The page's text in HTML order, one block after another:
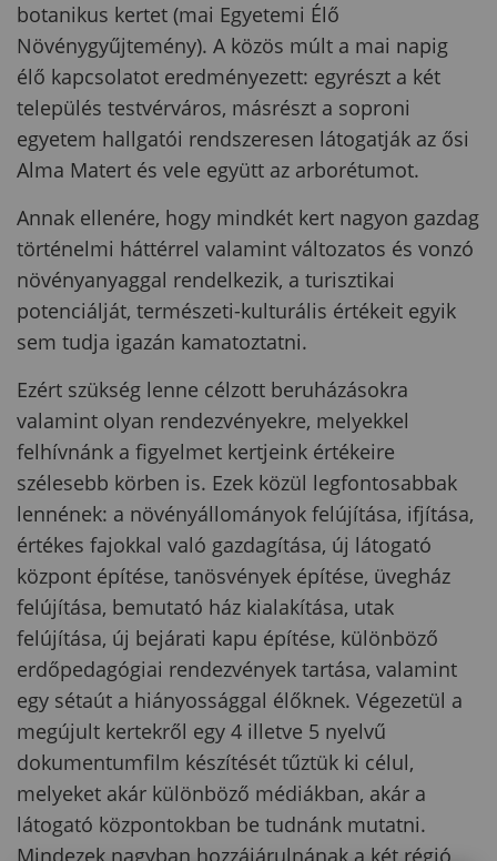
botanikus kertet (mai Egyetemi Élő
Növénygyűjtemény). A közös múlt a mai napig
élő kapcsolatot eredményezett: egyrészt a két
település testvérváros, másrészt a soproni
egyetem hallgatói rendszeresen látogatják az ősi
Alma Matert és vele együtt az arborétumot.
Annak ellenére, hogy mindkét kert nagyon gazdag
történelmi háttérrel valamint változatos és vonzó
növényanyaggal rendelkezik, a turisztikai
potenciálját, természeti-kulturális értékeit egyik
sem tudja igazán kamatoztatni.
Ezért szükség lenne célzott beruházásokra
valamint olyan rendezvényekre, melyekkel
felhívnánk a figyelmet kertjeink értékeire
szélesebb körben is. Ezek közül legfontosabbak
lennének: a növényállományok felújítása, ifjítása,
értékes fajokkal való gazdagítása, új látogató
központ építése, tanösvények építése, üvegház
felújítása, bemutató ház kialakítása, utak
felújítása, új bejárati kapu építése, különböző
erdőpedagógiai rendezvények tartása, valamint
egy sétaút a hiányossággal élőknek. Végezetül a
megújult kertekről egy 4 illetve 5 nyelvű
dokumentumfilm készítését tűztük ki célul,
melyeket akár különböző médiákban, akár a
látogató központokban be tudnánk mutatni.
Mindezek nagyban hozzájárulnának a két régió